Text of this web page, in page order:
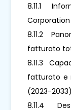
8.11.1
Corporation
8.11.2
fatturato
8.11.3
fatturato e
(2023-2033)
8.11.4